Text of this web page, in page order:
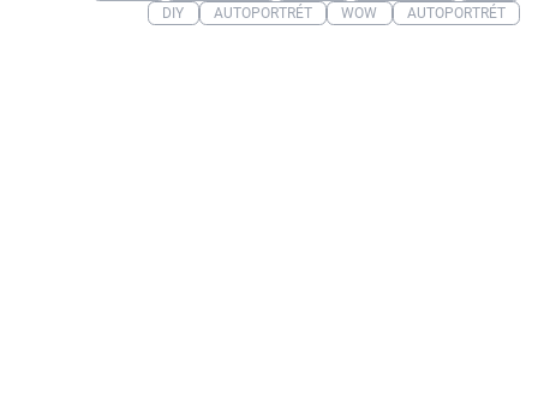
DIY
AUTOPORTRÉT WOW AUTOPORTRÉT